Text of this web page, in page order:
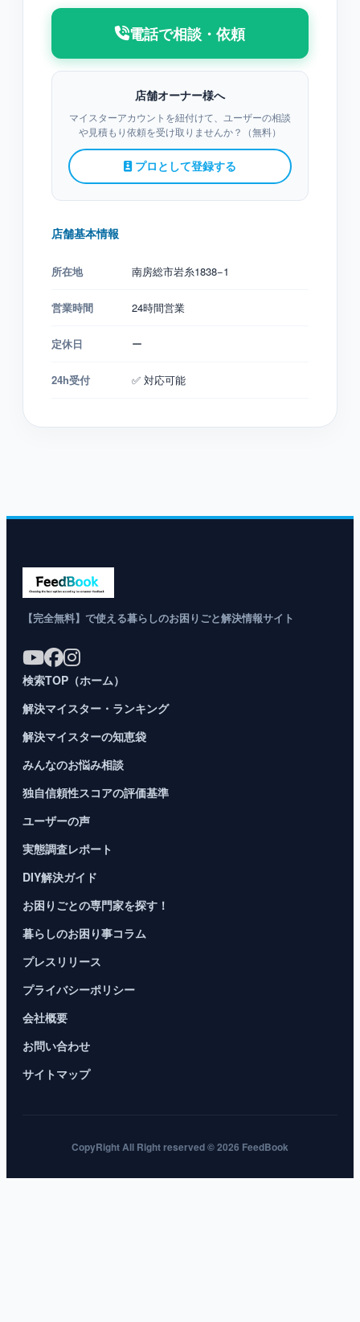
電話で相談・依頼
店舗オーナー様へ
マイスターアカウントを紐付けて、ユーザーの相談
や見積もり依頼を受け取りませんか？（無料）
プロとして登録する
店舗基本情報
所在地 南房総市岩糸1838−1
営業時間 24時間営業
定休日 ー
24h受付 ✅ 対応可能
【完全無料】で使える暮らしのお困りごと解決情報サイト
検索TOP（ホーム）
解決マイスター・ランキング
解決マイスターの知恵袋
みんなのお悩み相談
独自信頼性スコアの評価基準
ユーザーの声
実態調査レポート
DIY解決ガイド
お困りごとの専門家を探す！
暮らしのお困り事コラム
プレスリリース
プライバシーポリシー
会社概要
お問い合わせ
サイトマップ
CopyRight All Right reserved © 2026 FeedBook